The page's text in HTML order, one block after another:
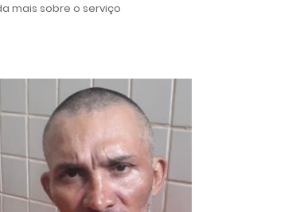
mais sobre o serviço